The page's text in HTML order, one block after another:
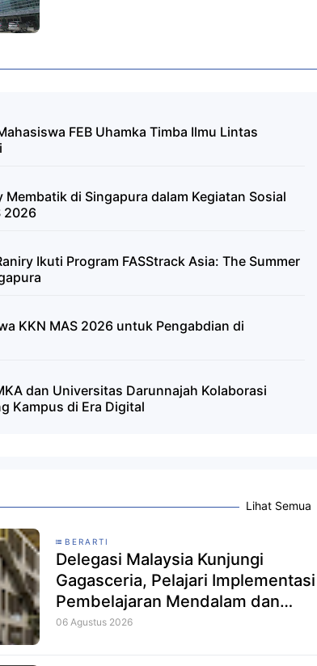
FEB Uhamka Timba Ilmu Lintas
Membatik di Singapura dalam Kegiatan Sosial
2026
Ikuti Program FASStrack Asia: The Summer
KKN MAS 2026 untuk Pengabdian di
dan Universitas Darunnajah Kolaborasi
Kampus di Era Digital
Lihat Semua
BERARTI
Delegasi Malaysia Kunjungi
Gagasceria, Pelajari Implementasi
Pembelajaran Mendalam dan
Kecerdasan Artifisial
06 Agustus 2026